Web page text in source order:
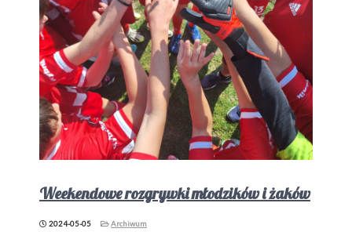
Weekendowe rozgrywki młodzików i żaków
2024-05-05 Archiwum